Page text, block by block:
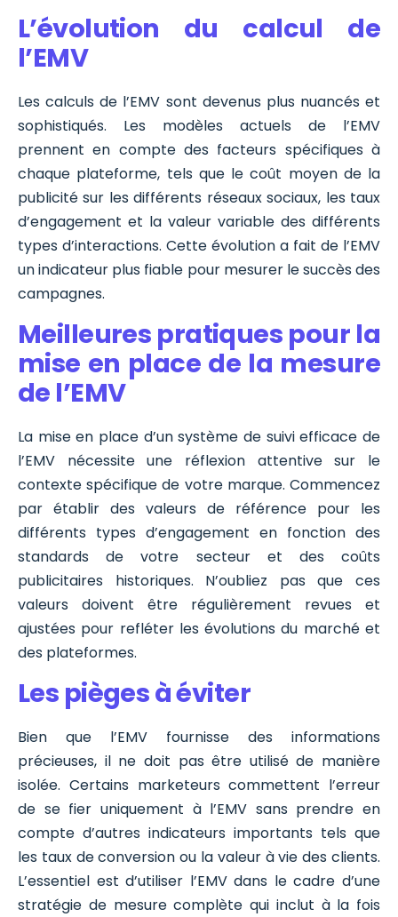
L’évolution du calcul de
l’EMV
Les calculs de l’EMV sont devenus plus nuancés et
sophistiqués. Les modèles actuels de l’EMV
prennent en compte des facteurs spécifiques à
chaque plateforme, tels que le coût moyen de la
publicité sur les différents réseaux sociaux, les taux
d’engagement et la valeur variable des différents
types d’interactions. Cette évolution a fait de l’EMV
un indicateur plus fiable pour mesurer le succès des
campagnes.
Meilleures pratiques pour la
mise en place de la mesure
de l’EMV
La mise en place d’un système de suivi efficace de
l’EMV nécessite une réflexion attentive sur le
contexte spécifique de votre marque. Commencez
par établir des valeurs de référence pour les
différents types d’engagement en fonction des
standards de votre secteur et des coûts
publicitaires historiques. N’oubliez pas que ces
valeurs doivent être régulièrement revues et
ajustées pour refléter les évolutions du marché et
des plateformes.
Les pièges à éviter
Bien que l’EMV fournisse des informations
précieuses, il ne doit pas être utilisé de manière
isolée. Certains marketeurs commettent l’erreur
de se fier uniquement à l’EMV sans prendre en
compte d’autres indicateurs importants tels que
les taux de conversion ou la valeur à vie des clients.
L’essentiel est d’utiliser l’EMV dans le cadre d’une
stratégie de mesure complète qui inclut à la fois